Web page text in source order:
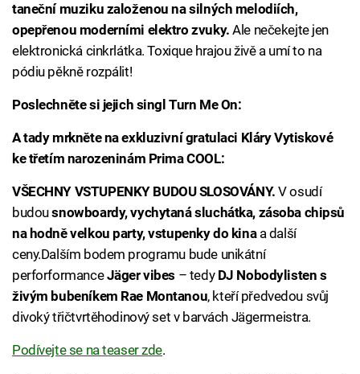
taneční muziku založenou na silných melodiích,
opepřenou moderními elektro zvuky. Ale nečekejte jen
elektronická cinkrlátka. Toxique hrajou živě a umí to na
pódiu pěkně rozpálit!
Poslechněte si jejich singl Turn Me On:
A tady mrkněte na exkluzivní gratulaci Kláry Vytiskové
ke třetím narozeninám Prima COOL:
VŠECHNY VSTUPENKY BUDOU SLOSOVÁNY. V osudí
budousnowboardy, vychytaná sluchátka, zásoba chipsů
na hodně velkou party, vstupenky do kina a další
ceny.Dalším bodem programu bude unikátní
perforformanceJäger vibes – tedy DJ Nobodylisten s
živým bubeníkem Rae Montanou, kteří předvedou svůj
divoký třičtvrtěhodinový set v barvách Jägermeistra.
Podívejte se na teaser zde.